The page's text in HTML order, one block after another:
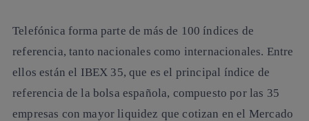
Telefónica forma parte de más de 100 índices de
referencia, tanto nacionales como internacionales. Entre
ellos están el IBEX 35, que es el principal índice de
referencia de la bolsa española, compuesto por las 35
empresas con mayor liquidez que cotizan en el Mercado